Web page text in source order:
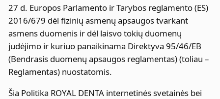
27 d. Europos Parlamento ir Tarybos reglamento (ES)
2016/679 dėl fizinių asmenų apsaugos tvarkant
asmens duomenis ir dėl laisvo tokių duomenų
judėjimo ir kuriuo panaikinama Direktyva 95/46/EB
(Bendrasis duomenų apsaugos reglamentas) (toliau –
Reglamentas) nuostatomis.
Šia Politika ROYAL DENTA internetinės svetainės bei